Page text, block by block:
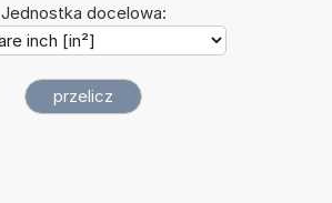
Jednostka docelowa: